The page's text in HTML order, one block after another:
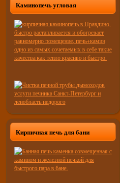
Каминопечь угловая
Кирпичная печь для бани